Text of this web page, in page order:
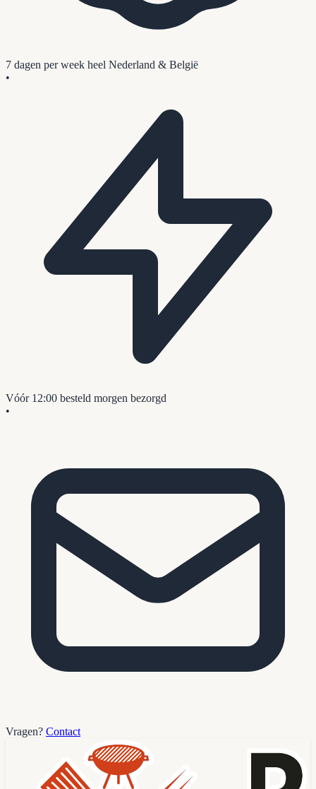
7 dagen per week heel Nederland & België
•
Vóór 12:00 besteld morgen bezorgd
•
Vragen? Contact